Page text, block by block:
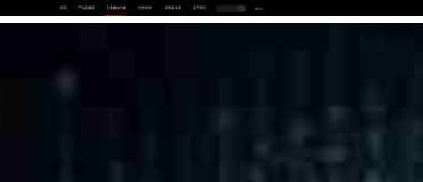
首页 产品及服务 行业解决方案 合作伙伴 投资者关系 关于我们 中EN